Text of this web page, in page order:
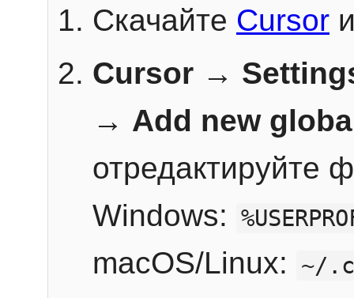
Скачайте Cursor
Cursor →
→ Add new
отредактируйте
Windows:
macOS/Linux: ~/